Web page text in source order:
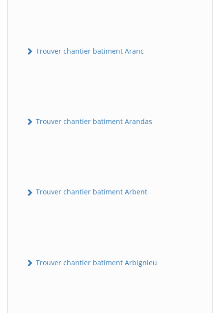
Trouver chantier batiment Aranc
Trouver chantier batiment Arandas
Trouver chantier batiment Arbent
Trouver chantier batiment Arbignieu